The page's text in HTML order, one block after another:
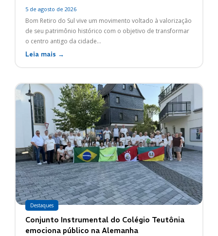
5 de agosto de 2026
Bom Retiro do Sul vive um movimento voltado à valorização
de seu patrimônio histórico com o objetivo de transformar
o centro antigo da cidade...
Leia mais →
Destaques
Conjunto Instrumental do Colégio Teutônia
emociona público na Alemanha